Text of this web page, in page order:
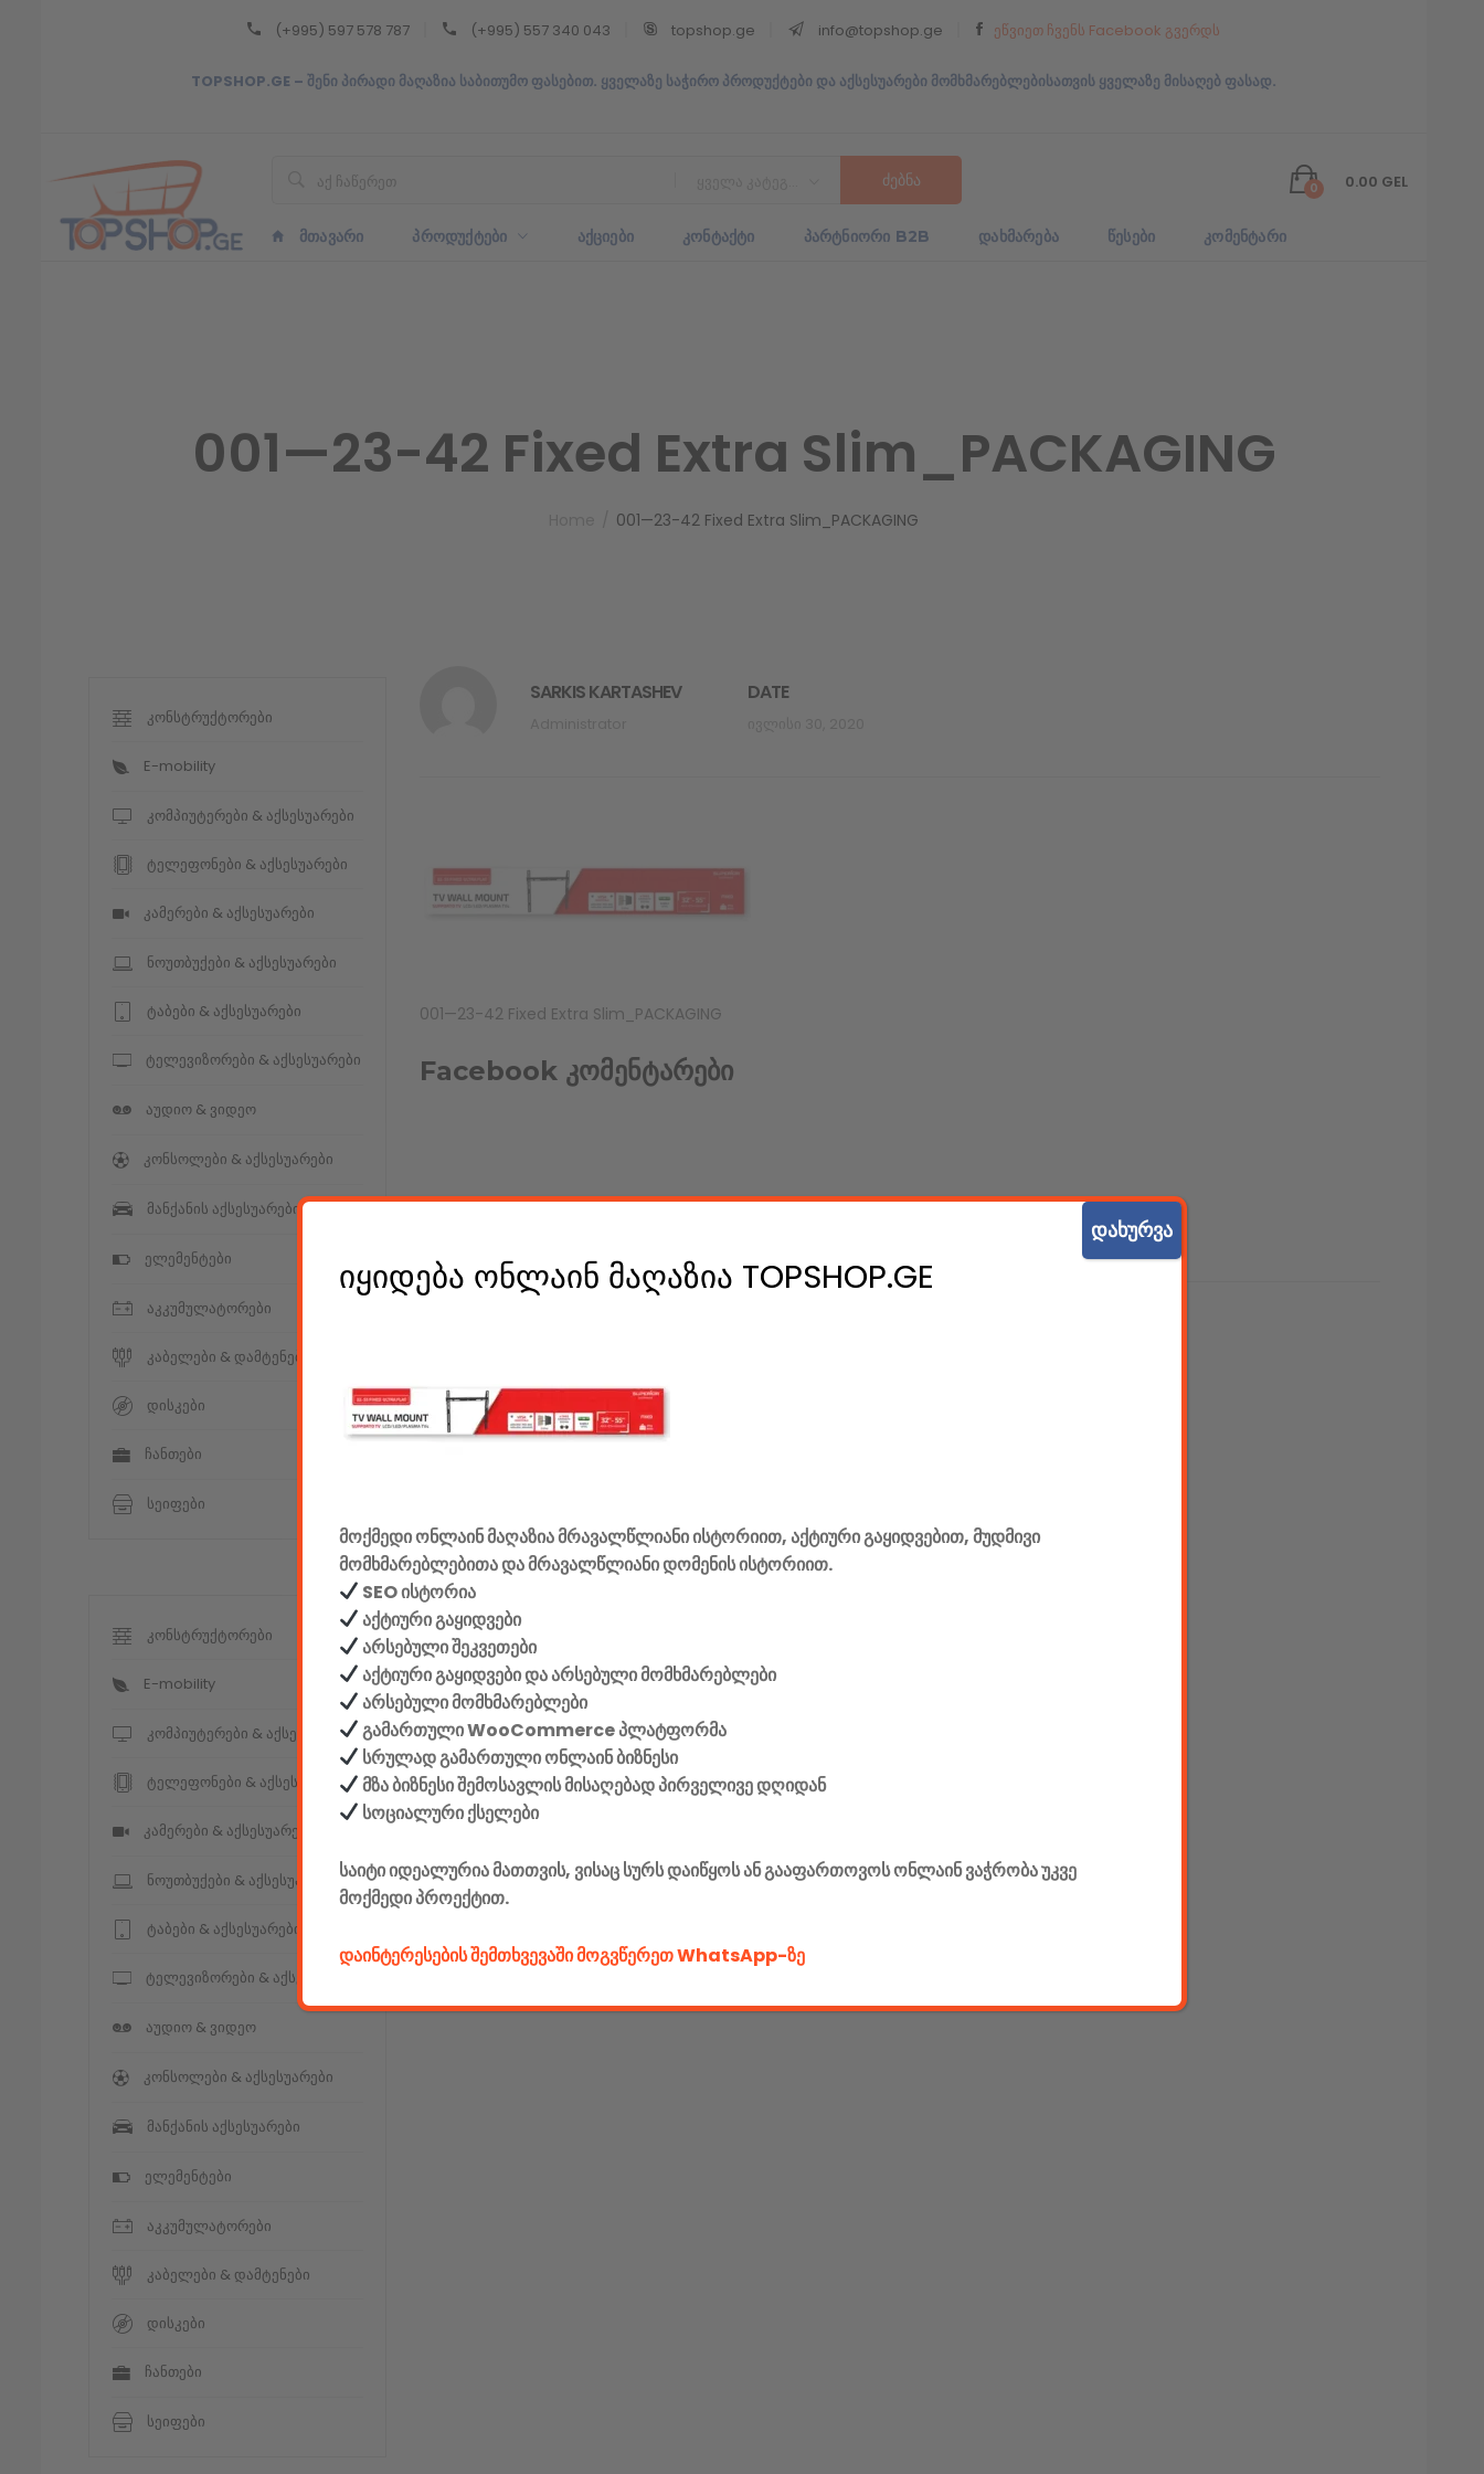
(+995) 597 578 787 (+995) 557 340 043 topshop.ge info@topshop.ge ეწვიეთ ჩვენს Facebook გვერდს
TOPSHOP.GE – შენი პირადი მაღაზია საბითუმო ფასებით. ყველაზე საჭირო პროდუქტები და აქსესუარები მომხმარებლებისათვის ყველაზე მისაღებ ფასად.
0 0.00 GEL
ᲛᲗᲐᲕᲐᲠᲘ ᲞᲠᲝᲓᲣᲥᲢᲔᲑᲘ ᲐᲥᲪᲘᲔᲑᲘ ᲙᲝᲜᲢᲐᲥᲢᲘ ᲞᲐᲠᲢᲜᲘᲝᲠᲘ B2B ᲓᲐᲮᲛᲐᲠᲔᲑᲐ ᲬᲔᲡᲔᲑᲘ ᲙᲝᲛᲔᲜᲢᲐᲠᲘ
001—23-42 Fixed Extra Slim_PACKAGING
001—23-42 Fixed Extra Slim_PACKAGING
SARKIS KARTASHEV DATE
001—23-42 Fixed Extra Slim_PACKAGING
Facebook კომენტარები
კონსტრუქტორები
E-mobility
კომპიუტერები & აქსესუარები
ტელეფონები & აქსესუარები
კამერები & აქსესუარები
ნოუთბუქები & აქსესუარები
ტაბები & აქსესუარები
ტელევიზორები & აქსესუარები
აუდიო & ვიდეო
კონსოლები & აქსესუარები
მანქანის აქსესუარები
ელემენტები
აკკუმულატორები
კაბელები & დამტენები
დისკები
ჩანთები
სეიფები
კონსტრუქტორები
E-mobility
კომპიუტერები & აქსესუარები
ტელეფონები & აქსესუარები
კამერები & აქსესუარები
ნოუთბუქები & აქსესუარები
ტაბები & აქსესუარები
ტელევიზორები & აქსესუარები
აუდიო & ვიდეო
კონსოლები & აქსესუარები
მანქანის აქსესუარები
ელემენტები
აკკუმულატორები
კაბელები & დამტენები
დისკები
ჩანთები
სეიფები
იყიდება ონლაინ მაღაზია TOPSHOP.GE
მოქმედი ონლაინ მაღაზია მრავალწლიანი ისტორიით, აქტიური გაყიდვებით, მუდმივი
მომხმარებლებითა და მრავალწლიანი დომენის ისტორიით.
SEO ისტორია
აქტიური გაყიდვები
არსებული შეკვეთები
აქტიური გაყიდვები და არსებული მომხმარებლები
არსებული მომხმარებლები
გამართული WooCommerce პლატფორმა
სრულად გამართული ონლაინ ბიზნესი
მზა ბიზნესი შემოსავლის მისაღებად პირველივე დღიდან
სოციალური ქსელები
საიტი იდეალურია მათთვის, ვისაც სურს დაიწყოს ან გააფართოვოს ონლაინ ვაჭრობა უკვე
მოქმედი პროექტით.
დაინტერესების შემთხვევაში მოგვწერეთ WhatsApp-ზე
დახურვა